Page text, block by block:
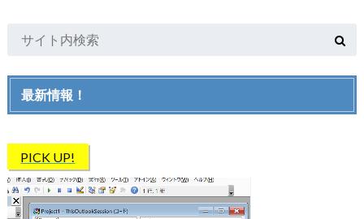
最新情報！
PICK UP!